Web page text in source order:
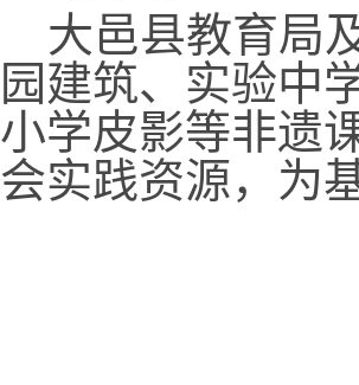
大邑县教育局
园建筑、实验中
小学皮影等非遗
会实践资源，为